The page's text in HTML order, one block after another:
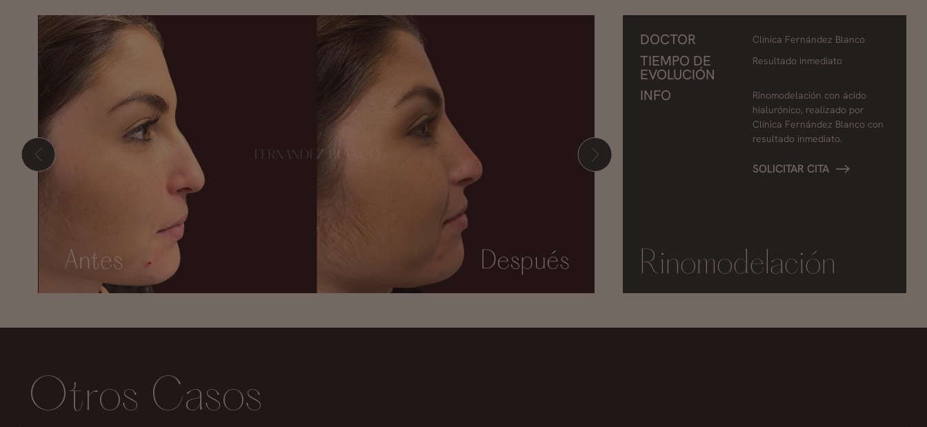
Presione ENTER para comenzar su búsqueda
DOCTOR Clínica Fernández Blanco
TIEMPO DE
EVOLUCIÓN
Resultado inmediato
INFO
Rinomodelación con ácido
hialurónico, realizado por
Clínica Fernández Blanco con
resultado inmediato.
SOLICITAR CITA
Rinomodelación
Otros Casos